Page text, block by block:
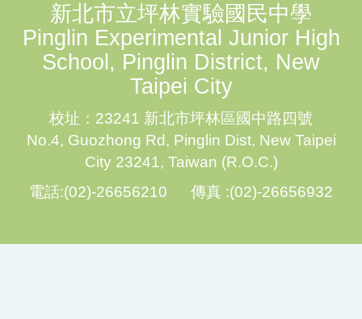
新北市立坪林實驗國民中學
Pinglin Experimental Junior High
School, Pinglin District, New
Taipei City
校址：23241 新北市坪林區國中路四號
No.4, Guozhong Rd, Pinglin Dist, New Taipei
City 23241, Taiwan (R.O.C.)
電話:(02)-26656210 傳真 :(02)-26656932